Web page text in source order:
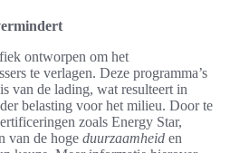
ontworpen om het
te verlagen. Deze programma’s
van de lading, wat resulteert in
belasting voor het milieu. Door te
zoals Energy Star,
van de hoge duurzaamheid en